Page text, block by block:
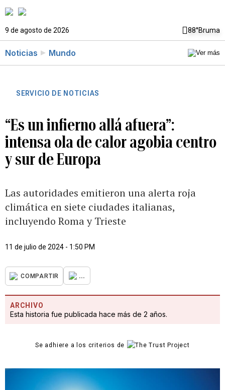
9 de agosto de 2026 88°Bruma
Noticias Mundo
SERVICIO DE NOTICIAS
“Es un infierno allá afuera”:
intensa ola de calor agobia centro
y sur de Europa
Las autoridades emitieron una alerta roja
climática en siete ciudades italianas,
incluyendo Roma y Trieste
11 de julio de 2024 - 1:50 PM
COMPARTIR ...
ARCHIVO
Esta historia fue publicada hace más de 2 años.
Se adhiere a los criterios de